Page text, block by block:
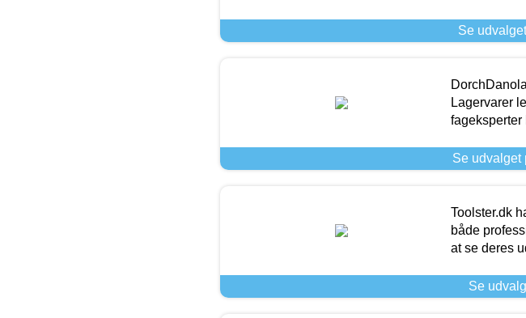
Se
Lagervarer
fageksperter
Se udvalget
Toolster.dk
både
at se deres
Se